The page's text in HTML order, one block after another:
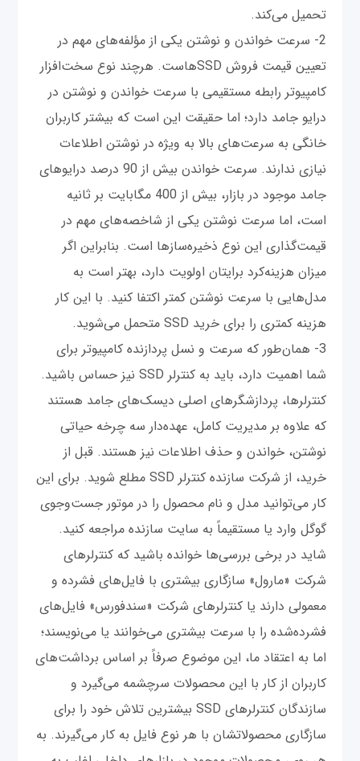
تحمیل می‌کند.
2- سرعت خواندن و نوشتن یکی از مؤلفه‌های مهم در
تعیین قیمت فروش SSDهاست. هرچند نوع سخت‌افزار
کامپیوتر رابطه مستقیمی با سرعت خواندن و نوشتن در
درایو جامد دارد؛ اما حقیقت این است که بیشتر کاربران
خانگی به سرعت‌‌های بالا به ویژه در نوشتن اطلاعات
نیازی ندارند. سرعت خواندن بیش از 90 درصد درایوهای
جامد موجود در بازار، بیش از 400 مگابایت بر ثانیه
است، اما سرعت نوشتن یکی از شاخصه‌‌های مهم در
قیمت‌گذاری این نوع ذخیره‌سازها است. بنابراین اگر
میزان هزینه‌کرد برایتان اولویت دارد، بهتر است به
مدل‌‌هایی با سرعت نوشتن کمتر اکتفا کنید. با این کار
هزینه کمتری را برای خرید SSD متحمل می‌شوید.
3- همان‌طور که سرعت و نسل پردازنده کامپیوتر برای
شما اهمیت دارد، باید به کنترلر SSD نیز حساس باشید.
کنترلر‌ها، پردازشگر‌های اصلی دیسک‌‌های جامد هستند
که علاوه بر مدیریت کامل، عهده‌دار سه چرخه حیاتی
نوشتن، خواندن و حذف اطلاعات نیز هستند. قبل از
خرید، از شرکت سازنده کنترلر SSD مطلع شوید. برای این
کار می‌توانید مدل و نام محصول را در موتور جست‌و‌جوی
گوگل وارد یا مستقیماً به سایت سازنده مراجعه کنید.
شاید در برخی بررسی‌ها خوانده باشید که کنترلرهای
شرکت «مارول» سازگاری بیشتری با فایل‌‌های فشرده و
معمولی دارند یا کنترلرهای شرکت «سندفورس» فایل‌‌های
فشرده‌شده را با سرعت بیشتری می‌خوانند یا می‌نویسند؛
اما به اعتقاد ما، این موضوع صرفاً بر اساس برداشت‌های
کاربران از کار با این محصولات سرچشمه می‌گیرد و
سازندگان کنترلرهای SSD بیشترین تلاش خود را برای
سازگاری محصولاتشان با هر نوع فایل به کار می‌گیرند. به